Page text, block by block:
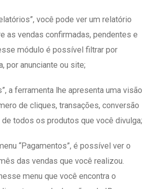
você pode ver um relatório
as vendas confirmadas, pendentes e
módulo é possível filtrar por
por anunciante ou site;
a ferramenta lhe apresenta uma visão
de cliques, transações, conversão
todos os produtos que você divulga;
“Pagamentos”, é possível ver o
das vendas que você realizou.
menu que você encontra o